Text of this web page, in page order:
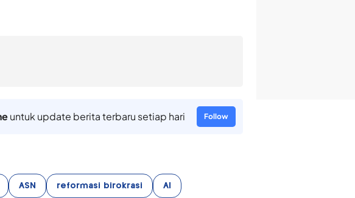
untuk update berita terbaru setiap hari Follow
ASN reformasi birokrasi AI